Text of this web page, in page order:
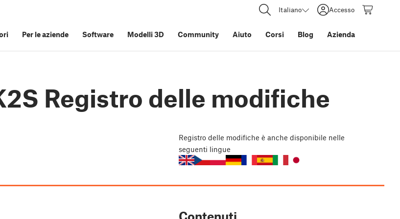
Italiano Accesso
Per le aziende Software Modelli 3D Community Aiuto Corsi Blog Azienda
Registro delle modifiche
Registro delle modifiche è anche disponibile nelle
seguenti lingue